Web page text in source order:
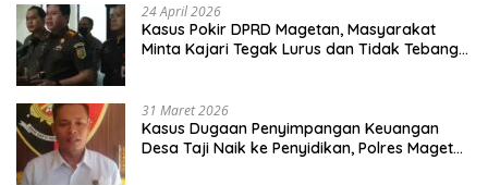
24 April 2026
Kasus Pokir DPRD Magetan, Masyarakat
Minta Kajari Tegak Lurus dan Tidak Tebang
31 Maret 2026
Kasus Dugaan Penyimpangan Keuangan
Desa Taji Naik ke Penyidikan, Polres Magetan